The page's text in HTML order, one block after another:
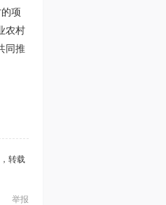
项
农村
同推
转载
举报